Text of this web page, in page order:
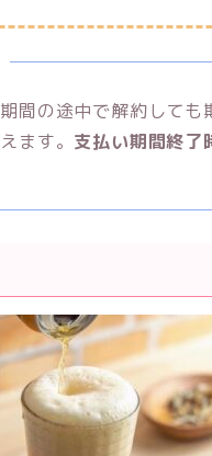
間の途中で解約しても
ます。 支払い期間終了